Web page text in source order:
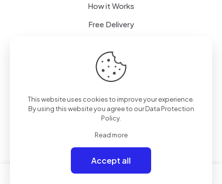
How it Works
Free Delivery
© 2026 Boogi Store by JsTechnology
Reserved
0
This website uses cookies to improve your experience.
By using this website you agree to ourData Protection
Policy.
Read more
Accept all